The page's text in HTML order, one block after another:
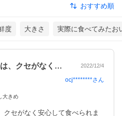
おすすめ順
度 大きさ 実際に食べてみたお
みくに商店さんの筋子は、クセがなく安心… 2022/12/4
ocj********さん
大きめ
クセがなく安心して食べられま